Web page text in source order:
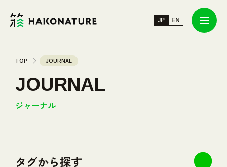
JP EN
JP EN
JOURNAL
TOUR/EVENT
ABOUT
JOURNAL
ジャーナル
TOP JOURNAL
タグから探す